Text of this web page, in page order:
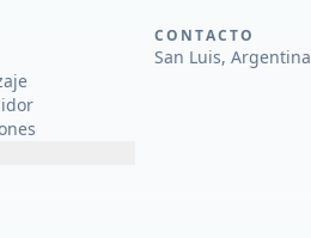
CONTACTO
San Luis, Argentina